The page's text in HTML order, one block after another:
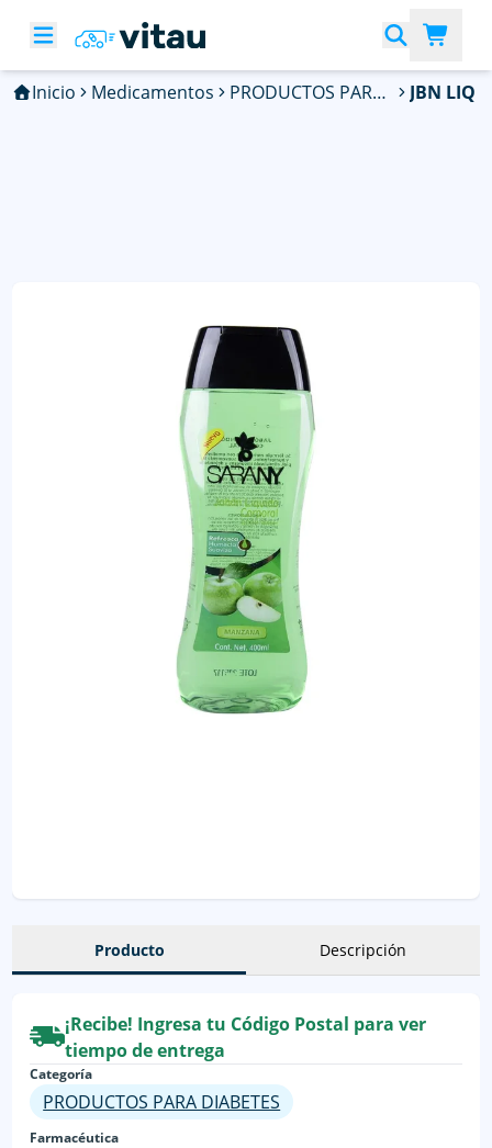
Inicio Medicamentos PRODUCTOS PARA DIABETES
Producto Descripción
¡Recibe! Ingresa tu Código Postal para ver
tiempo de entrega
Categoría
PRODUCTOS PARA DIABETES
Farmacéutica